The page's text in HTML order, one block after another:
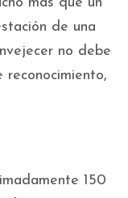
más que un
de una
no debe
reconocimiento,
150